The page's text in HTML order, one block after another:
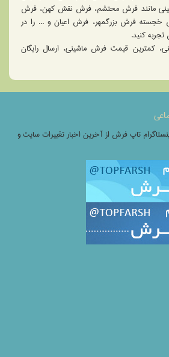
مانند فرش محتشم، فرش نقش کهن، فرش
خجسته فرش بزرگمهر، فرش اعیان و ... را در
کنید.
کمترین قیمت فرش ماشینی، ارسال رایگان
تاپ فرش از آخرین اخبار تغییرات سایت و